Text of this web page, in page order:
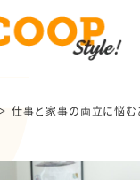
仕事と家事の両立に悩